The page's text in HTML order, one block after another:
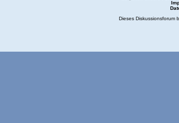
Dieses Diskussionsforum